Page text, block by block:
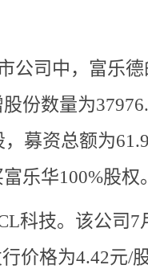
公司中，富乐
份数量为
募资总额为
乐华100%股权
科技。该公司7
价格为4.42元/